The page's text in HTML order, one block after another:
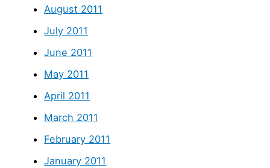
August 2011
July 2011
June 2011
May 2011
April 2011
March 2011
February 2011
January 2011